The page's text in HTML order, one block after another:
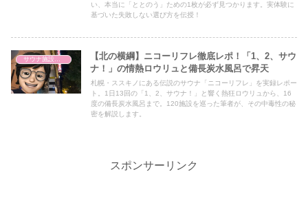
い、本当に「ととのう」ための1枚が必ず見つかります。実体験に
基づいた失敗しない選び方を伝授！
サウナ施設情報
【北の横綱】ニコーリフレ徹底レポ！「1、2、サウ
ナ！」の情熱ロウリュと備長炭水風呂で昇天
札幌・ススキノにある伝説のサウナ「ニコーリフレ」を実録レポー
ト。1日13回の「1、2、サウナ！」と響く熱狂ロウリュから、16
度の備長炭水風呂まで。120施設を巡った筆者が、その中毒性の秘
密を解説します。
スポンサーリンク